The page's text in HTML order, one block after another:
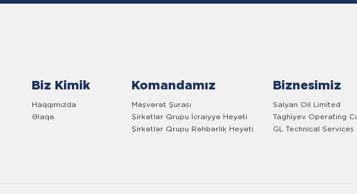
Biz Kimik
Haqqımızda
Əlaqə
Komandamız
Məşvərət Şurası
Şirkətlər Qrupu İcraiyyə Heyəti
Şirkətlər Qrupu Rəhbərlik Heyəti
Biznesimiz
Salyan Oil Limited
Taghiyev Operating
GL Technical Services